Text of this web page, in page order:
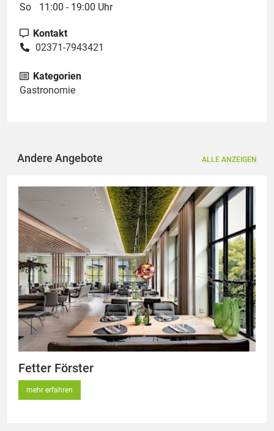
So
11:00 - 19:00 Uhr
Kontakt
02371-7943421
Kategorien
Gastronomie
Andere Angebote ALLE ANZEIGEN
Fetter Förster
mehr erfahren